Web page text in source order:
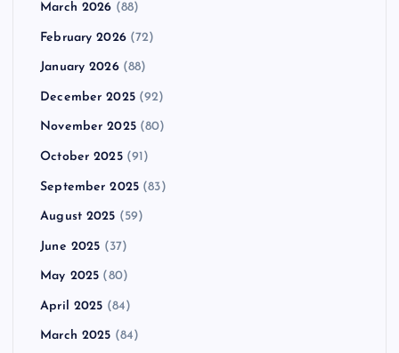
March 2026 (88)
February 2026(72)
January 2026(88)
December 2025(92)
November 2025(80)
October 2025(91)
September 2025 (83)
August 2025 (59)
June 2025 (37)
May 2025 (80)
April 2025 (84)
March 2025 (84)